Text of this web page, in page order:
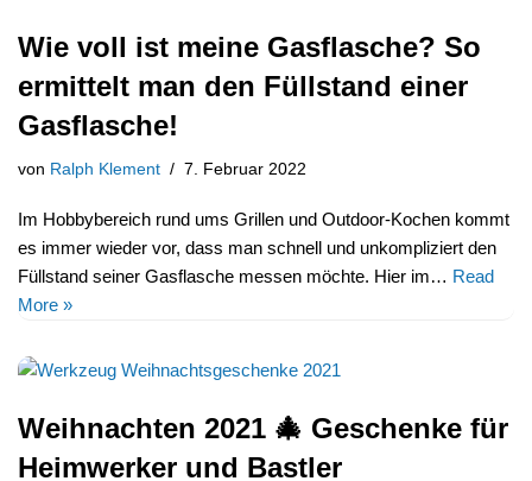
Wie voll ist meine Gasflasche? So
ermittelt man den Füllstand einer
Gasflasche!
von Ralph Klement 7. Februar 2022
Im Hobbybereich rund ums Grillen und Outdoor-Kochen kommt
es immer wieder vor, dass man schnell und unkompliziert den
Füllstand seiner Gasflasche messen möchte. Hier im… Read
More »
Weihnachten 2021 🎄 Geschenke für
Heimwerker und Bastler